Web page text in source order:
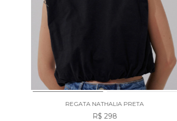
REGATA NATHALIA PRETA
R$ 298